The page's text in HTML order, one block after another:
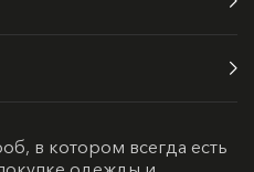
в котором всегда есть